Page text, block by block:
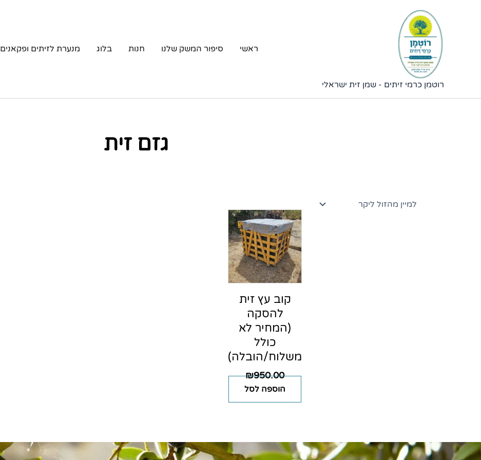
רוטמן כרמי זיתים - שמן זית ישראלי
ראשי סיפור המשק שלנו חנות בלוג מנערת לזיתים ופקאנים
גזם זית
קוב עץ זית
להסקה
(המחיר לא
כולל
משלוח/הובלה)
₪950.00
הוספה לסל